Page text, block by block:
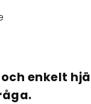
enkelt